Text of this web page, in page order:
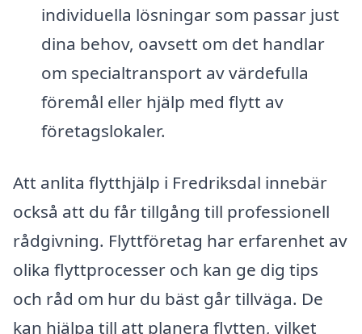
individuella lösningar som passar just
dina behov, oavsett om det handlar
om specialtransport av värdefulla
föremål eller hjälp med flytt av
företagslokaler.
Att anlita flytthjälp i Fredriksdal innebär
också att du får tillgång till professionell
rådgivning. Flyttföretag har erfarenhet av
olika flyttprocesser och kan ge dig tips
och råd om hur du bäst går tillväga. De
kan hjälpa till att planera flytten, vilket